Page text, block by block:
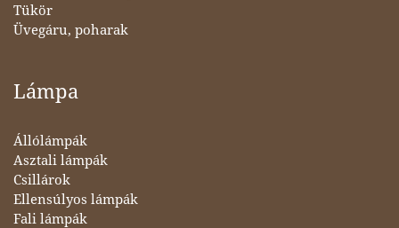
Tükör
Üvegáru, poharak
Lámpa
Állólámpák
Asztali lámpák
Csillárok
Ellensúlyos lámpák
Fali lámpák